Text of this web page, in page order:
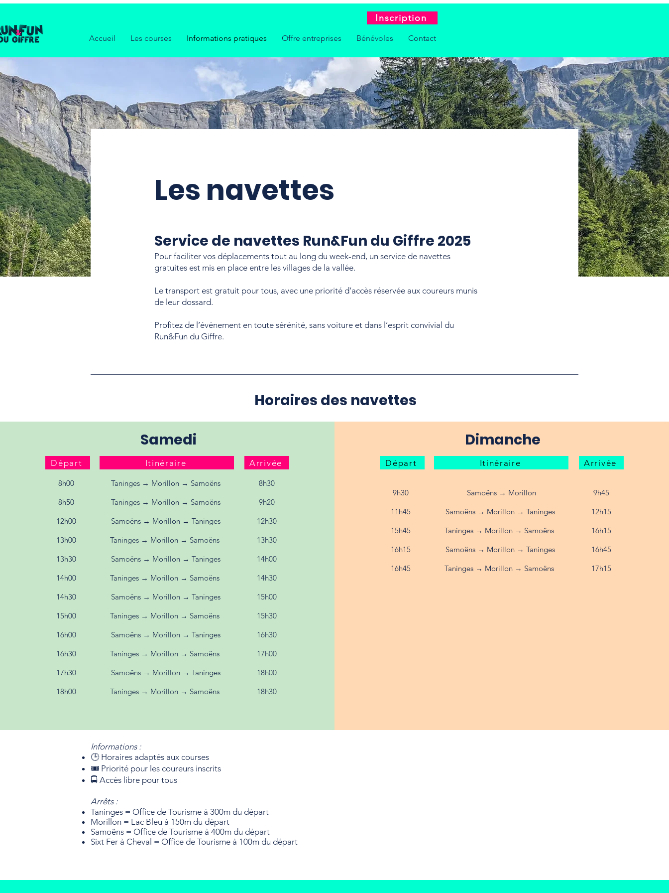
Inscription
Accueil Les courses Informations pratiques Offre entreprises Bénévoles Contact
Les navettes
Service de navettes Run&Fun du Giffre 2025
Pour faciliter vos déplacements tout au long du week-end, un service de navettes
gratuites est mis en place entre les villages de la vallée.
Le transport est gratuit pour tous, avec une priorité d’accès réservée aux coureurs munis
de leur dossard.
Profitez de l’événement en toute sérénité, sans voiture et dans l’esprit convivial du
Run&Fun du Giffre.
Horaires des navettes
Samedi
Départ Itinéraire Arrivée
8h00
8h50
12h00
13h00
​13h30
14h00
14h30
15h00
16h00
16h30
17h30
18h00
Taninges → Morillon → Samoëns
Taninges → Morillon → Samoëns
Samoëns → Morillon → Taninges
Taninges → Morillon → Samoëns
Samoëns → Morillon → Taninges
Taninges → Morillon → Samoëns
Samoëns → Morillon → Taninges
Taninges → Morillon → Samoëns
Samoëns → Morillon → Taninges
Taninges → Morillon → Samoëns
Samoëns → Morillon → Taninges
Taninges → Morillon → Samoëns
8h30
9h20
12h30
13h30​
14h00
​14h30
​15h00
​15h30
​16h30
17h00
18h00
18h30
Dimanche
Départ Itinéraire Arrivée
9h30
11h45
​15h45
16h15
16h45
Samoëns → Morillon
Samoëns → Morillon → Taninges
Taninges → Morillon → Samoëns
Samoëns → Morillon → Taninges
Taninges → Morillon → Samoëns
9h45
12h15​
16h15
​16h45
17h15
Informations :
🕒 Horaires adaptés aux courses
🎟️ Priorité pour les coureurs inscrits
🚍 Accès libre pour tous
Arrêts :
Taninges = Office de Tourisme à 300m du départ
Morillon = Lac Bleu à 150m du départ
Samoëns = Office de Tourisme à 400m du départ
Sixt Fer à Cheval = Office de Tourisme à 100m du départ